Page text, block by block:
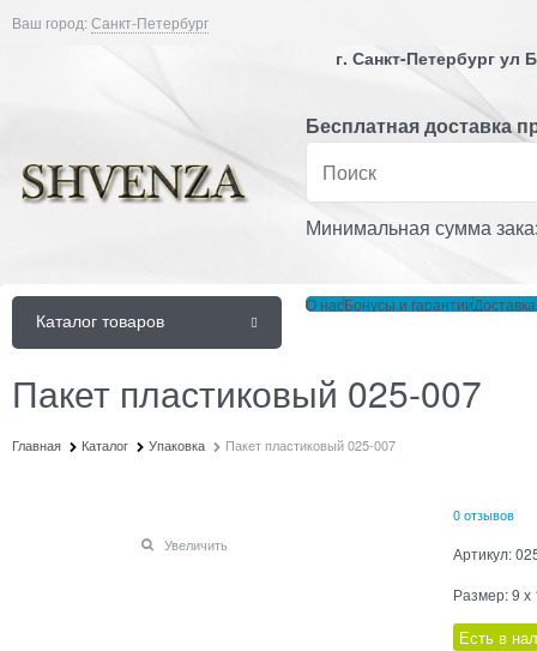
Ваш город:Санкт-Петербург
г. Санкт-Петербург
Бесплатная доставка
Минимальная сумма
Каталог товаров
О насБонусы и гарантии
Пакет пластиковый 025-007
Главная Каталог Упаковка Пакет пластиковый 025-007
Увеличить
0 отзывов
Артикул:
Размер:9 х
Есть в